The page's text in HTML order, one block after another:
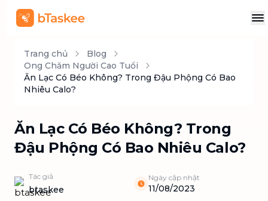
Trang chủ
Blog
Ong Chăm Người Cao Tuổi
Ăn Lạc Có Béo Không? Trong Đậu Phộng Có Bao
Nhiêu Calo?
Ăn Lạc Có Béo Không? Trong
Đậu Phộng Có Bao Nhiêu Calo?
Tác giả
btaskee
Ngày cập nhật
11/08/2023